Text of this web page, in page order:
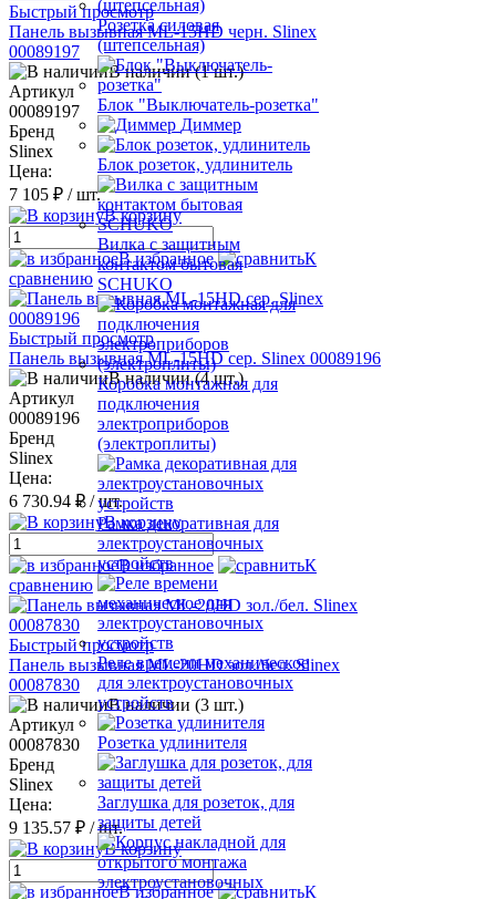
Розетка силовая
(штепсельная)
Блок "Выключатель-розетка"
Диммер
Блок розеток, удлинитель
Вилка с защитным
контактом бытовая
SCHUKO
Коробка монтажная для
подключения
электроприборов
(электроплиты)
Рамка декоративная для
электроустановочных
устройств
Реле времени механическое
для электроустановочных
устройств
Розетка удлинителя
Заглушка для розеток, для
защиты детей
Быстрый просмотр
Панель вызывная ML-15HD черн. Slinex
00089197
В наличии (1 шт.)
Артикул
00089197
Бренд
Slinex
Цена:
7 105 ₽ / шт.
В корзину
В избранное
К
сравнению
Быстрый просмотр
Панель вызывная ML-15HD сер. Slinex 00089196
В наличии (4 шт.)
Артикул
00089196
Бренд
Slinex
Цена:
6 730.94 ₽/ шт.
В корзину
В избранное
К
сравнению
Быстрый просмотр
Панель вызывная ML-20HD зол./бел. Slinex
00087830
В наличии (3 шт.)
Артикул
00087830
Бренд
Slinex
Цена:
9 135.57 ₽ / шт.
В корзину
В избранное К